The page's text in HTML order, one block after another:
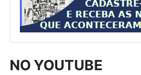
NO YOUTUBE